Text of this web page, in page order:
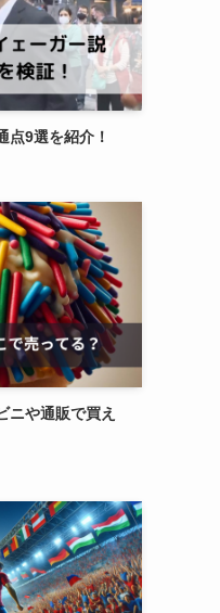
点9選を紹介！
ニや通販で買え